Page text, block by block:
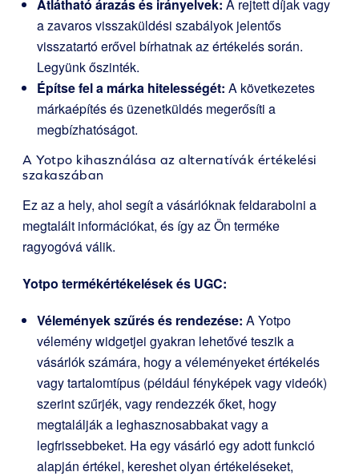
Átlátható árazás és irányelvek: A rejtett díjak vagy
a zavaros visszaküldési szabályok jelentős
visszatartó erővel bírhatnak az értékelés során.
Legyünk őszinték.
Építse fel a márka hitelességét: A következetes
márkaépítés és üzenetküldés megerősíti a
megbízhatóságot.
A Yotpo kihasználása az alternatívák értékelési
szakaszában
Ez az a hely, ahol segít a vásárlóknak feldarabolni a
megtalált információkat, és így az Ön terméke
ragyogóvá válik.
Yotpo termékértékelések és UGC:
Vélemények szűrés és rendezése: A Yotpo
vélemény widgetjei gyakran lehetővé teszik a
vásárlók számára, hogy a véleményeket értékelés
vagy tartalomtípus (például fényképek vagy videók)
szerint szűrjék, vagy rendezzék őket, hogy
megtalálják a leghasznosabbakat vagy a
legfrissebbeket. Ha egy vásárló egy adott funkció
alapján értékel, kereshet olyan értékeléseket,